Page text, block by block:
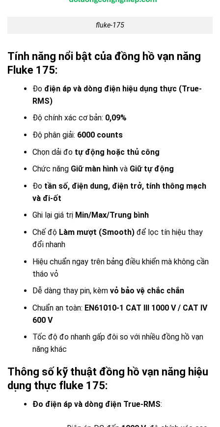
fluke-175
Tính năng nổi bật của đồng hồ vạn năng
Fluke 175:
Đo điện áp và dòng điện hiệu dụng thực (True-
RMS)
Độ chính xác cơ bản: 0,09%
Độ phân giải: 6000 counts
Chọn dải đo tự động hoặc thủ công
Chức năng Giữ màn hìnhvà Giữ tự động
Đo tần số, điện dung, điện trở, tính thông mạch
và đi-ốt
Ghi lại giá trị Min/Max/Trung bình
Chế độ Làm mượt (Smooth)để lọc tín hiệu thay
đổi nhanh
Hiệu chuẩn ngay trên bảng điều khiển mà không cần
tháo vỏ
Dễ dàng thay pin, kèm vỏ bảo vệ chắc chắn
Chuẩn an toàn: EN61010-1 CAT III 1000 V / CAT IV
600 V
Tốc độ đo nhanh gấp đôi so với nhiều đồng hồ vạn
năng khác
Thông số kỹ thuật đồng hồ vạn năng hiệu
dụng thực fluke 175:
Đo điện áp và dòng điện True-RMS: